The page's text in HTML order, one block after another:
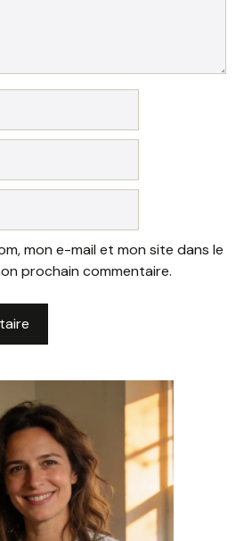
mon e-mail et mon site dans le
prochain commentaire.